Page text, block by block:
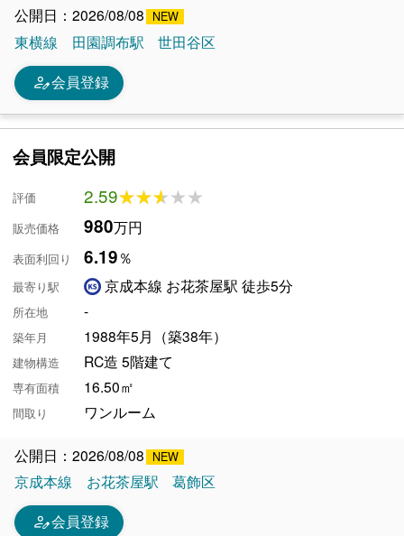
公開日：2026/08/08
東横線
田園調布駅 世田谷区
person_edit会員登録
会員限定公開
評価 2.59★★★★★
★★★★★
販売価格 980万円
表面利回り 6.19％
最寄り駅 京成本線 お花茶屋駅 徒歩5分
所在地 -
築年月 1988年5月（築38年）
建物構造 RC造 5階建て
専有面積 16.50㎡
間取り ワンルーム
公開日：2026/08/08
京成本線
お花茶屋駅 葛飾区
person_edit会員登録